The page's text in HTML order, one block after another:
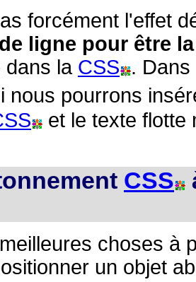
forcément l'effet
ligne pour être
dans la CSS .
nous pourrons
et le texte flotte
CSS
choses à
un objet